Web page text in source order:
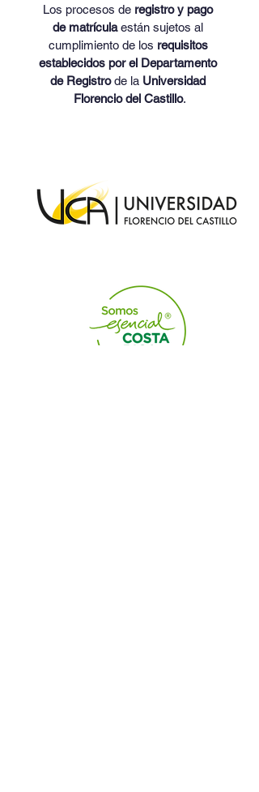
Los procesos de registro y pago
de matrícula están sujetos al
cumplimiento de los requisitos
establecidos por el Departamento
de Registro de la Universidad
Florencio del Castillo.